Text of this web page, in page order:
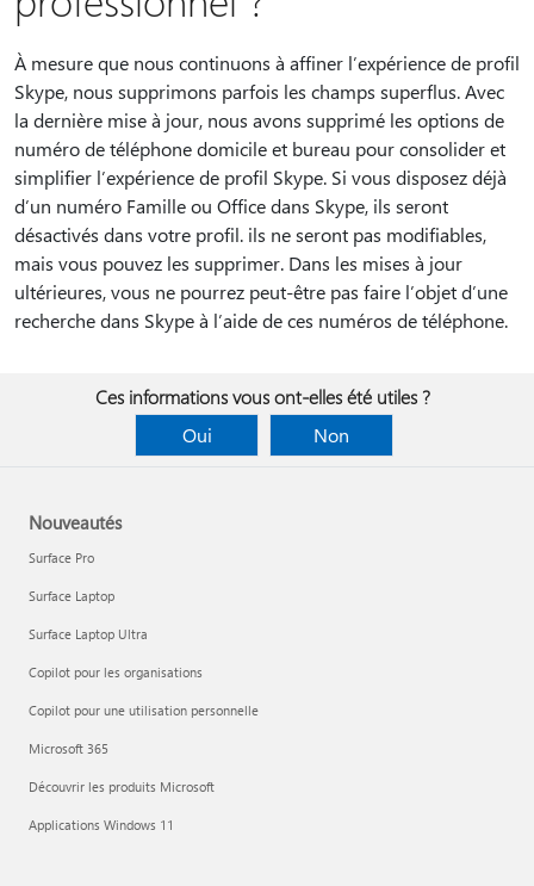
À mesure que nous continuons à affiner l’expérience de profil
Skype, nous supprimons parfois les champs superflus. Avec
la dernière mise à jour, nous avons supprimé les options de
numéro de téléphone domicile et bureau pour consolider et
simplifier l’expérience de profil Skype. Si vous disposez déjà
d’un numéro Famille ou Office dans Skype, ils seront
désactivés dans votre profil. ils ne seront pas modifiables,
mais vous pouvez les supprimer. Dans les mises à jour
ultérieures, vous ne pourrez peut-être pas faire l’objet d’une
recherche dans Skype à l’aide de ces numéros de téléphone.
Ces informations vous ont-elles été utiles ?
Oui
Non
Nouveautés
Surface Pro
Surface Laptop
Surface Laptop Ultra
Copilot pour les organisations
Copilot pour une utilisation personnelle
Microsoft 365
Découvrir les produits Microsoft
Applications Windows 11